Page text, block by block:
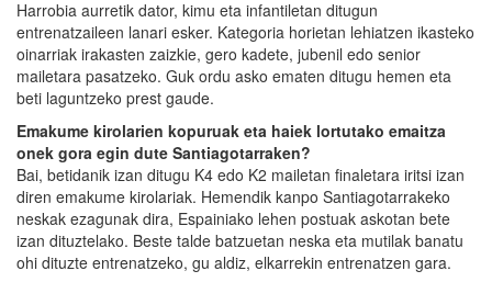
Harrobia aurretik dator, kimu eta infantiletan ditugun
entrenatzaileen lanari esker. Kategoria horietan lehiatzen ikasteko
oinarriak irakasten zaizkie, gero kadete, jubenil edo senior
mailetara pasatzeko. Guk ordu asko ematen ditugu hemen eta
beti laguntzeko prest gaude.
Emakume kirolarien kopuruak eta haiek lortutako emaitza
onek gora egin dute Santiagotarraken?
Bai, betidanik izan ditugu K4 edo K2 mailetan finaletara iritsi izan
diren emakume kirolariak. Hemendik kanpo Santiagotarrakeko
neskak ezagunak dira, Espainiako lehen postuak askotan bete
izan dituztelako. Beste talde batzuetan neska eta mutilak banatu
ohi dituzte entrenatzeko, gu aldiz, elkarrekin entrenatzen gara.